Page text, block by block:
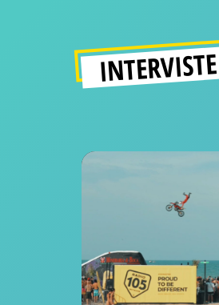
INTERVISTE